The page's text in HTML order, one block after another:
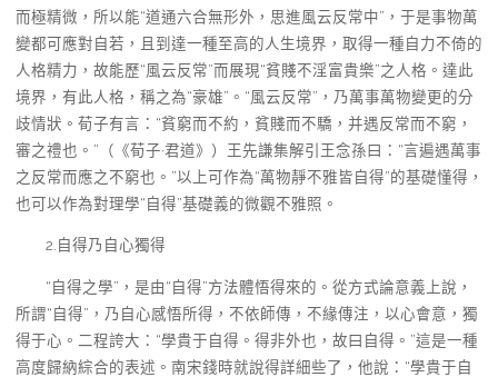
而極精微，所以能“道通六合無形外，思進風云反常中”，于是事物萬
變都可應對自若，且到達一種至高的人生境界，取得一種自力不倚的
人格精力，故能歷“風云反常”而展現“貧賤不淫富貴樂”之人格。達此
境界，有此人格，稱之為“豪雄”。“風云反常”，乃萬事萬物變更的分
歧情狀。荀子有言：“貧窮而不約，貧賤而不驕，并遇反常而不窮，
審之禮也。”（《荀子·君道》）王先謙集解引王念孫曰：“言遍遇萬事
之反常而應之不窮也。”以上可作為“萬物靜不雅皆自得”的基礎懂得，
也可以作為對理學“自得”基礎義的微觀不雅照。
2.自得乃自心獨得
“自得之學”，是由“自得”方法體悟得來的。從方式論意義上說，
所謂“自得”，乃自心感悟所得，不依師傳，不緣傳注，以心會意，獨
得于心。二程誇大：“學貴于自得。得非外也，故曰自得。”這是一種
高度歸納綜合的表述。南宋錢時就說得詳細些了，他說：“學貴于自